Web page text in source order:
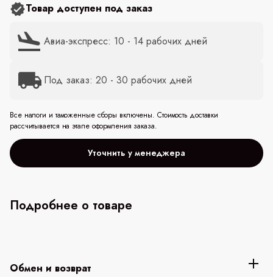
Товар доступен под заказ
Авиа-экспресс: 10 - 14 рабочих дней
Под заказ: 20 - 30 рабочих дней
Все налоги и таможенные сборы включены. Стоимость доставки
рассчитывается на этапе оформления заказа.
Уточнить у менеджера
Подробнее о товаре
Обмен и возврат